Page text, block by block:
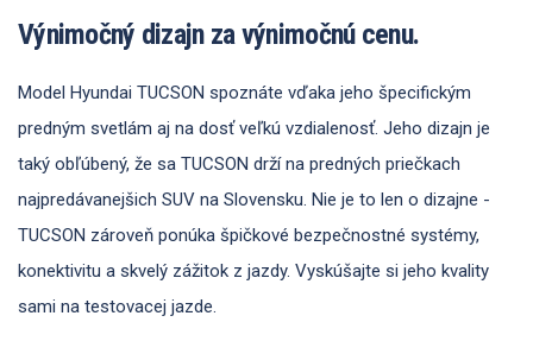
Výnimočný dizajn za výnimočnú cenu.
Model Hyundai TUCSON spoznáte vďaka jeho špecifickým
predným svetlám aj na dosť veľkú vzdialenosť. Jeho dizajn je
taký obľúbený, že sa TUCSON drží na predných priečkach
najpredávanejšich SUV na Slovensku. Nie je to len o dizajne -
TUCSON zároveň ponúka špičkové bezpečnostné systémy,
konektivitu a skvelý zážitok z jazdy. Vyskúšajte si jeho kvality
sami na testovacej jazde.